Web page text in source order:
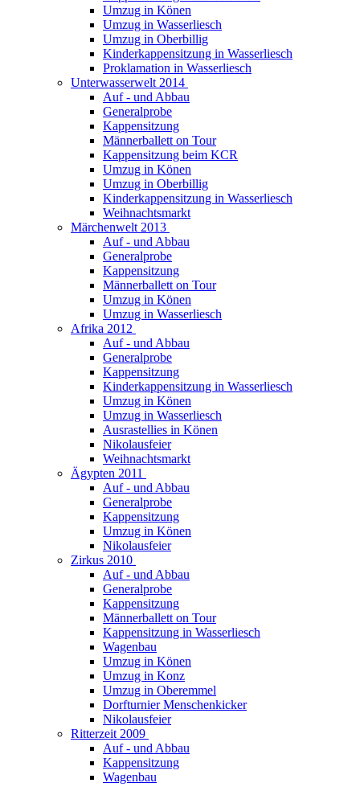
Umzug in Könen
Umzug in Wasserliesch
Umzug in Oberbillig
Kinderkappensitzung in Wasserliesch
Proklamation in Wasserliesch
Unterwasserwelt 2014
Auf - und Abbau
Generalprobe
Kappensitzung
Männerballett on Tour
Kappensitzung beim KCR
Umzug in Könen
Umzug in Oberbillig
Kinderkappensitzung in Wasserliesch
Weihnachtsmarkt
Märchenwelt 2013
Auf - und Abbau
Generalprobe
Kappensitzung
Männerballett on Tour
Umzug in Könen
Umzug in Wasserliesch
Afrika 2012
Auf - und Abbau
Generalprobe
Kappensitzung
Kinderkappensitzung in Wasserliesch
Umzug in Könen
Umzug in Wasserliesch
Ausrastellies in Könen
Nikolausfeier
Weihnachtsmarkt
Ägypten 2011
Auf - und Abbau
Generalprobe
Kappensitzung
Umzug in Könen
Nikolausfeier
Zirkus 2010
Auf - und Abbau
Generalprobe
Kappensitzung
Männerballett on Tour
Kappensitzung in Wasserliesch
Wagenbau
Umzug in Könen
Umzug in Konz
Umzug in Oberemmel
Dorfturnier Menschenkicker
Nikolausfeier
Ritterzeit 2009
Auf - und Abbau
Kappensitzung
Wagenbau